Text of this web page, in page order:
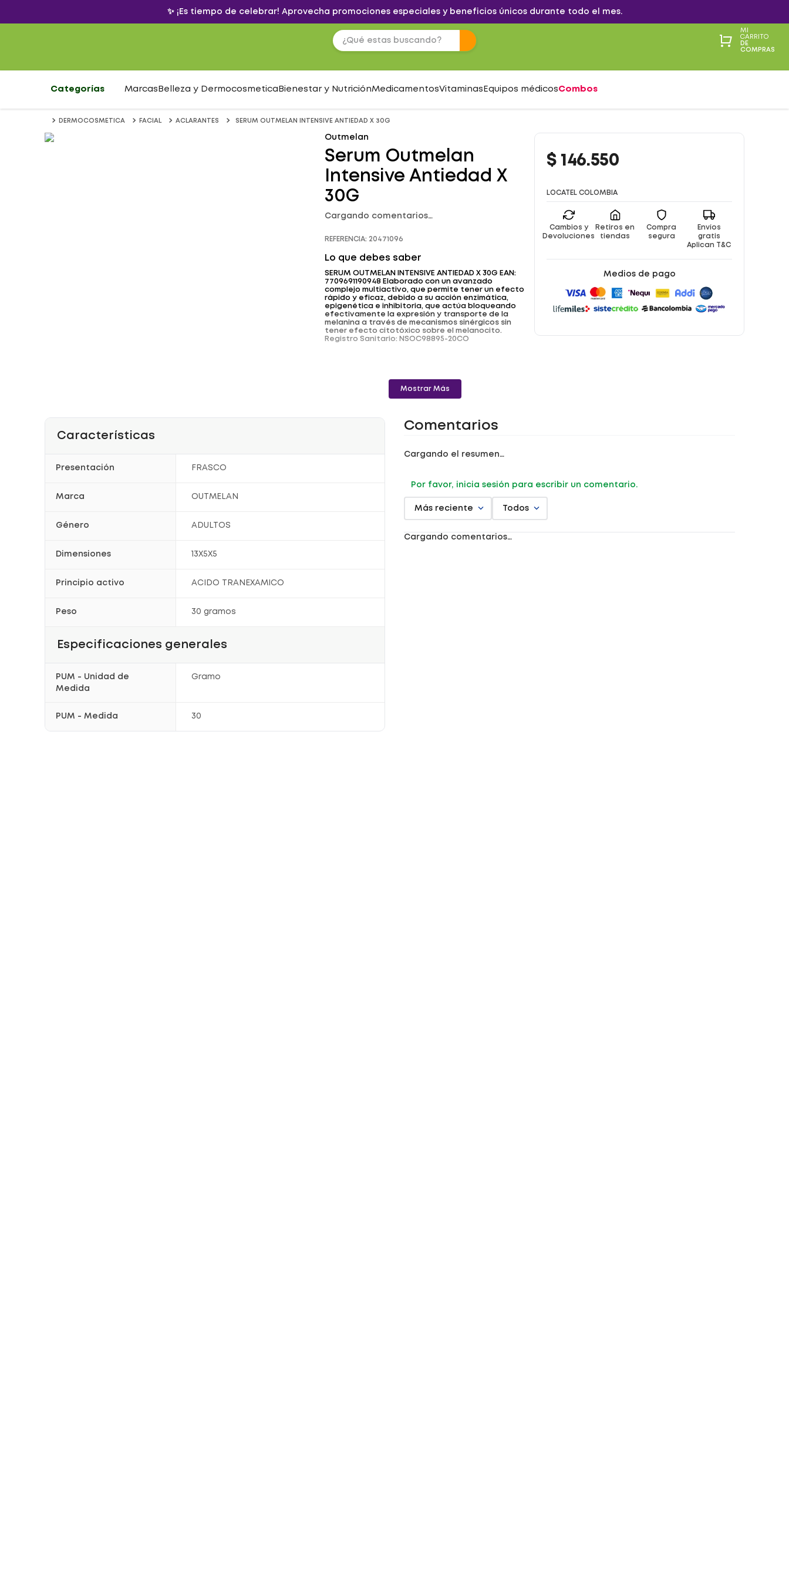
✨ ¡Es tiempo de celebrar! Aprovecha promociones especiales y beneficios únicos durante todo el mes.
MI
CARRITO
DE
COMPRAS
Categorías Marcas Belleza y Dermocosmetica Bienestar y NutriciónMedicamentosVitaminas Equipos médicosCombos
DERMOCOSMETICA FACIAL ACLARANTES SERUM OUTMELAN INTENSIVE ANTIEDAD X 30G
Outmelan
Serum Outmelan
Intensive Antiedad X
30G
Cargando comentarios…
REFERENCIA: 20471096
Lo que debes saber
SERUM OUTMELAN INTENSIVE ANTIEDAD X 30G EAN:
7709691190948 Elaborado con un avanzado
complejo multiactivo, que permite tener un efecto
rápido y eficaz, debido a su acción enzimática,
epigenética e inhibitoria, que actúa bloqueando
efectivamente la expresión y transporte de la
melanina a través de mecanismos sinérgicos sin
tener efecto citotóxico sobre el melanocito.
Registro Sanitario: NSOC98895-20CO
Mostrar Más
$ 146.550
LOCATEL COLOMBIA
Cambios y
Devoluciones
Retiros en
tiendas
Compra
segura
Envíos
gratis
Aplican T&C
Medios de pago
Características
Presentación FRASCO
Marca OUTMELAN
Género ADULTOS
Dimensiones 13X5X5
Principio activo ACIDO TRANEXAMICO
Peso 30 gramos
Especificaciones generales
PUM - Unidad de
Medida
Gramo
PUM - Medida 30
Comentarios
Cargando el resumen…
Por favor, inicia sesión para escribir un comentario.
Más reciente Todos
Cargando comentarios…